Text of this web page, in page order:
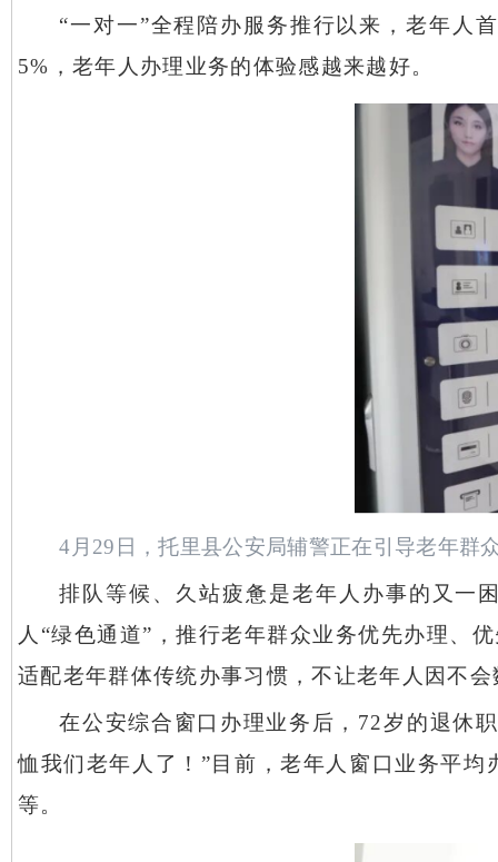
“一对一”全程陪办服务推行以来，老年人
5%，老年人办理业务的体验感越来越好。
4月29日，托里县公安局辅警正在引导老年群
排队等候、久站疲惫是老年人办事的又一
人 “绿色通道”，推行老年群众业务优先办理、
适配老年群体传统办事习惯，不让老年人因不
在公安综合窗口办理业务后， 72岁的退休
恤我们老年人了！”目前，老年人窗口业务平
等。